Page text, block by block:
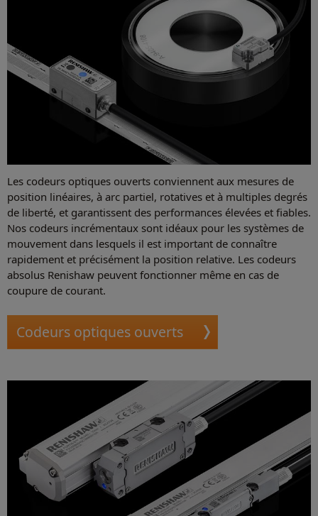
Les codeurs optiques ouverts conviennent aux mesures de
position linéaires, à arc partiel, rotatives et à multiples degrés
de liberté, et garantissent des performances élevées et fiables.
Nos codeurs incrémentaux sont idéaux pour les systèmes de
mouvement dans lesquels il est important de connaître
rapidement et précisément la position relative. Les codeurs
absolus Renishaw peuvent fonctionner même en cas de
coupure de courant.
Codeurs optiques ouverts